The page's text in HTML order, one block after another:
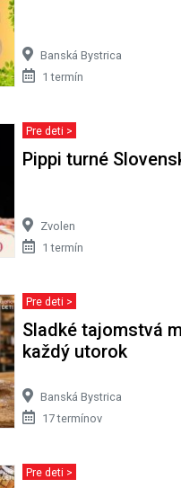
Banská Bystrica
1 termín
Pre deti >
Pippi turné
Zvolen
1 termín
Pre deti >
Sladké tajomstvá
každý utorok
Banská Bystrica
17 termínov
Pre deti >